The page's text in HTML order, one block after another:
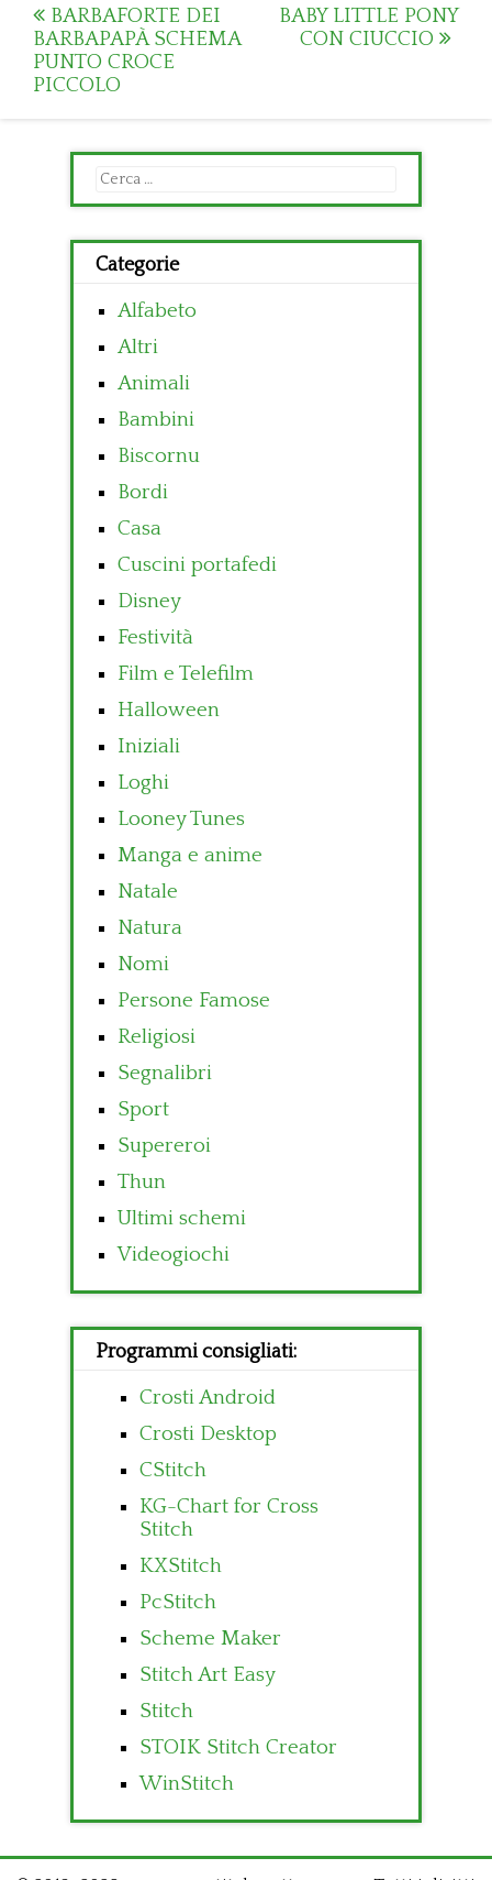
Post
navigation
BARBAFORTE DEI
BARBAPAPÀ SCHEMA
PUNTO CROCE
PICCOLO
BABY LITTLE PONY
CON CIUCCIO
Ricerca
per:
Categorie
Alfabeto
Altri
Animali
Bambini
Biscornu
Bordi
Casa
Cuscini portafedi
Disney
Festività
Film e Telefilm
Halloween
Iniziali
Loghi
Looney Tunes
Manga e anime
Natale
Natura
Nomi
Persone Famose
Religiosi
Segnalibri
Sport
Supereroi
Thun
Ultimi schemi
Videogiochi
Programmi consigliati:
Crosti Android
Crosti Desktop
CStitch
KG-Chart for Cross
Stitch
KXStitch
PcStitch
Scheme Maker
Stitch Art Easy
Stitch
STOIK Stitch Creator
WinStitch